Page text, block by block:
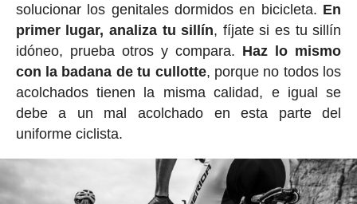
solucionar los genitales dormidos en bicicleta. En
primer lugar, analiza tu sillín, fíjate si es tu sillín
idóneo, prueba otros y compara. Haz lo mismo
con la badana de tu cullotte, porque no todos los
acolchados tienen la misma calidad, e igual se
debe a un mal acolchado en esta parte del
uniforme ciclista.